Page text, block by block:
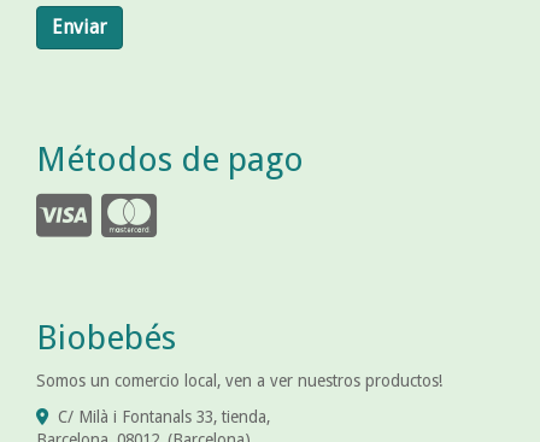
Enviar
Métodos de pago
Biobebés
Somos un comercio local, ven a ver nuestros productos!
C/ Milà i Fontanals 33, tienda,